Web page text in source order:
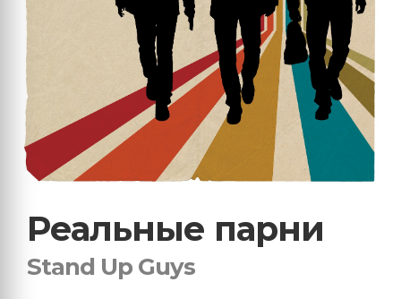
Реальные парни
Stand Up Guys